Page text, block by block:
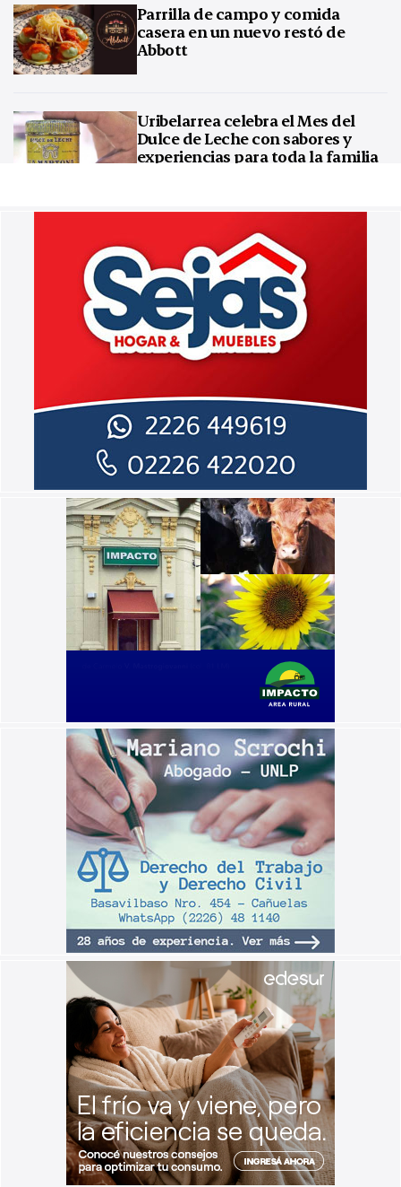
Parrilla de campo y comida
casera en un nuevo restó de
Abbott
Uribelarrea celebra el Mes del
Dulce de Leche con sabores y
experiencias para toda la familia